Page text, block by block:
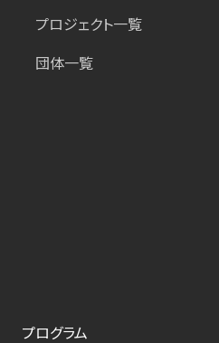
プロジェクト一覧
団体一覧
プログラム